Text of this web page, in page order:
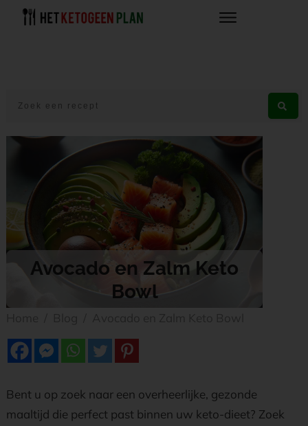
Avocado en Zalm Keto
Bowl
Bent u op zoek naar een overheerlijke, gezonde
maaltijd die perfect past binnen uw keto-dieet? Zoek